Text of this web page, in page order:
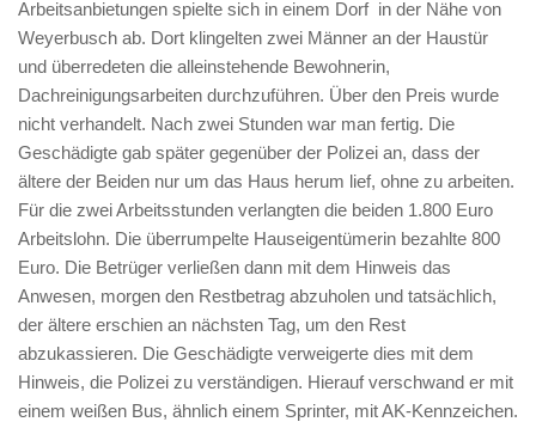
Arbeitsanbietungen spielte sich in einem Dorf in der Nähe von
Weyerbusch ab. Dort klingelten zwei Männer an der Haustür
und überredeten die alleinstehende Bewohnerin,
Dachreinigungsarbeiten durchzuführen. Über den Preis wurde
nicht verhandelt. Nach zwei Stunden war man fertig. Die
Geschädigte gab später gegenüber der Polizei an, dass der
ältere der Beiden nur um das Haus herum lief, ohne zu arbeiten.
Für die zwei Arbeitsstunden verlangten die beiden 1.800 Euro
Arbeitslohn. Die überrumpelte Hauseigentümerin bezahlte 800
Euro. Die Betrüger verließen dann mit dem Hinweis das
Anwesen, morgen den Restbetrag abzuholen und tatsächlich,
der ältere erschien an nächsten Tag, um den Rest
abzukassieren. Die Geschädigte verweigerte dies mit dem
Hinweis, die Polizei zu verständigen. Hierauf verschwand er mit
einem weißen Bus, ähnlich einem Sprinter, mit AK-Kennzeichen.